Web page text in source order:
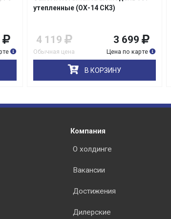
утепленные (ОХ-14 СК3)
4 119
Обычная цена
3 699
Цена по карте
В КОРЗИНУ
Компания
О холдинге
Вакансии
Достижения
Дилерские